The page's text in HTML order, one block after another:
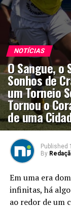
NOTÍCIAS
O Sangue, o
Sonhos de
um Torneio
Tornou o
de uma
Published
By
Em uma era
infinitas, há
ao redor de um